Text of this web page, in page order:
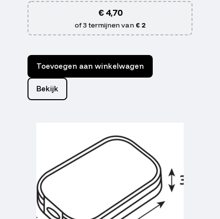
€4,70
of 3 termijnen van € 2
Toevoegen aan winkelwagen
Bekijk